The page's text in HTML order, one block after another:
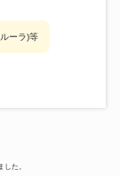
ーラ)等
た。